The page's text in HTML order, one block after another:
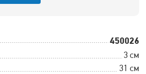
450026
3 см
31 см